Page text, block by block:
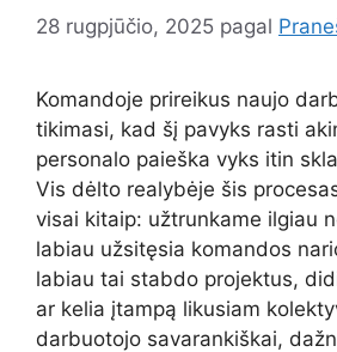
28 rugpjūčio, 2025 pagal
Komandoje prireikus naujo
tikimasi, kad šį pavyks rasti
personalo paieška vyks itin
Vis dėlto realybėje šis
visai kitaip: užtrunkame ilgiau
labiau užsitęsia komandos
labiau tai stabdo projektus,
ar kelia įtampą likusiam
darbuotojo savarankiškai,